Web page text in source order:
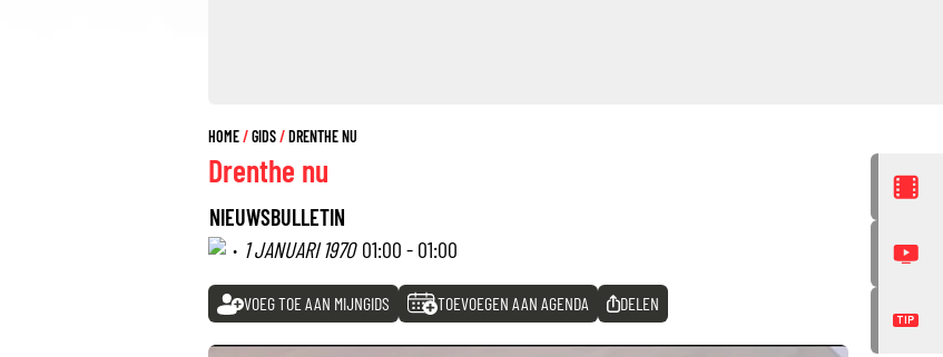
HOME GIDS DRENTHE NU
Drenthe nu
NIEUWSBULLETIN
· 1 JANUARI 1970 01:00 - 01:00
VOEG TOE AAN MIJNGIDS TOEVOEGEN AAN AGENDA DELEN
TIP